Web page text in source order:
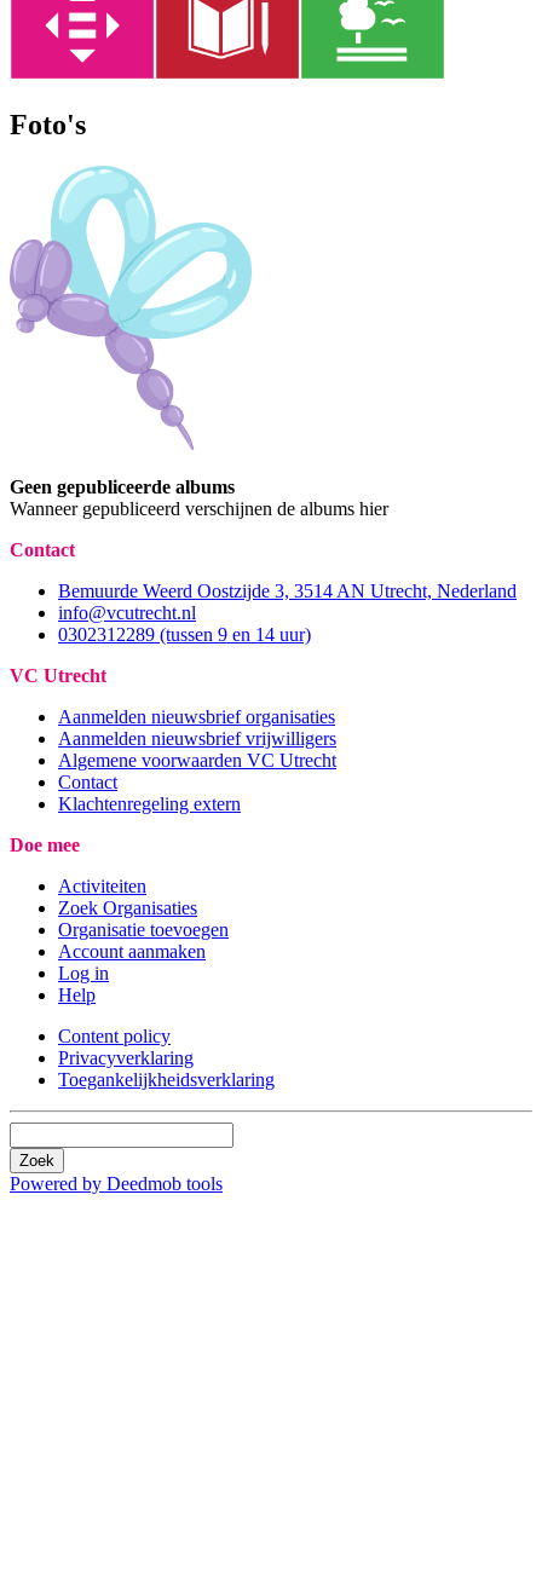
Foto's
Geen gepubliceerde albums
Wanneer gepubliceerd verschijnen de albums hier
Contact
Bemuurde Weerd Oostzijde 3, 3514 AN Utrecht, Nederland
info@vcutrecht.nl
0302312289 (tussen 9 en 14 uur)
VC Utrecht
Aanmelden nieuwsbrief organisaties
Aanmelden nieuwsbrief vrijwilligers
Algemene voorwaarden VC Utrecht
Contact
Klachtenregeling extern
Doe mee
Activiteiten
Zoek Organisaties
Organisatie toevoegen
Account aanmaken
Log in
Help
Content policy
Privacyverklaring
Toegankelijkheidsverklaring
Zoek
Powered by Deedmob tools